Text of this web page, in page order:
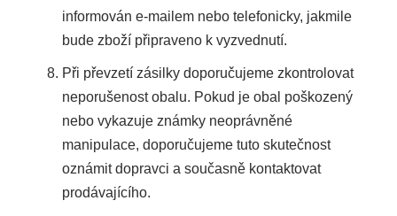
informován e-mailem nebo telefonicky, jakmile
bude zboží připraveno k vyzvednutí.
Při převzetí zásilky doporučujeme zkontrolovat
neporušenost obalu. Pokud je obal poškozený
nebo vykazuje známky neoprávněné
manipulace, doporučujeme tuto skutečnost
oznámit dopravci a současně kontaktovat
prodávajícího.